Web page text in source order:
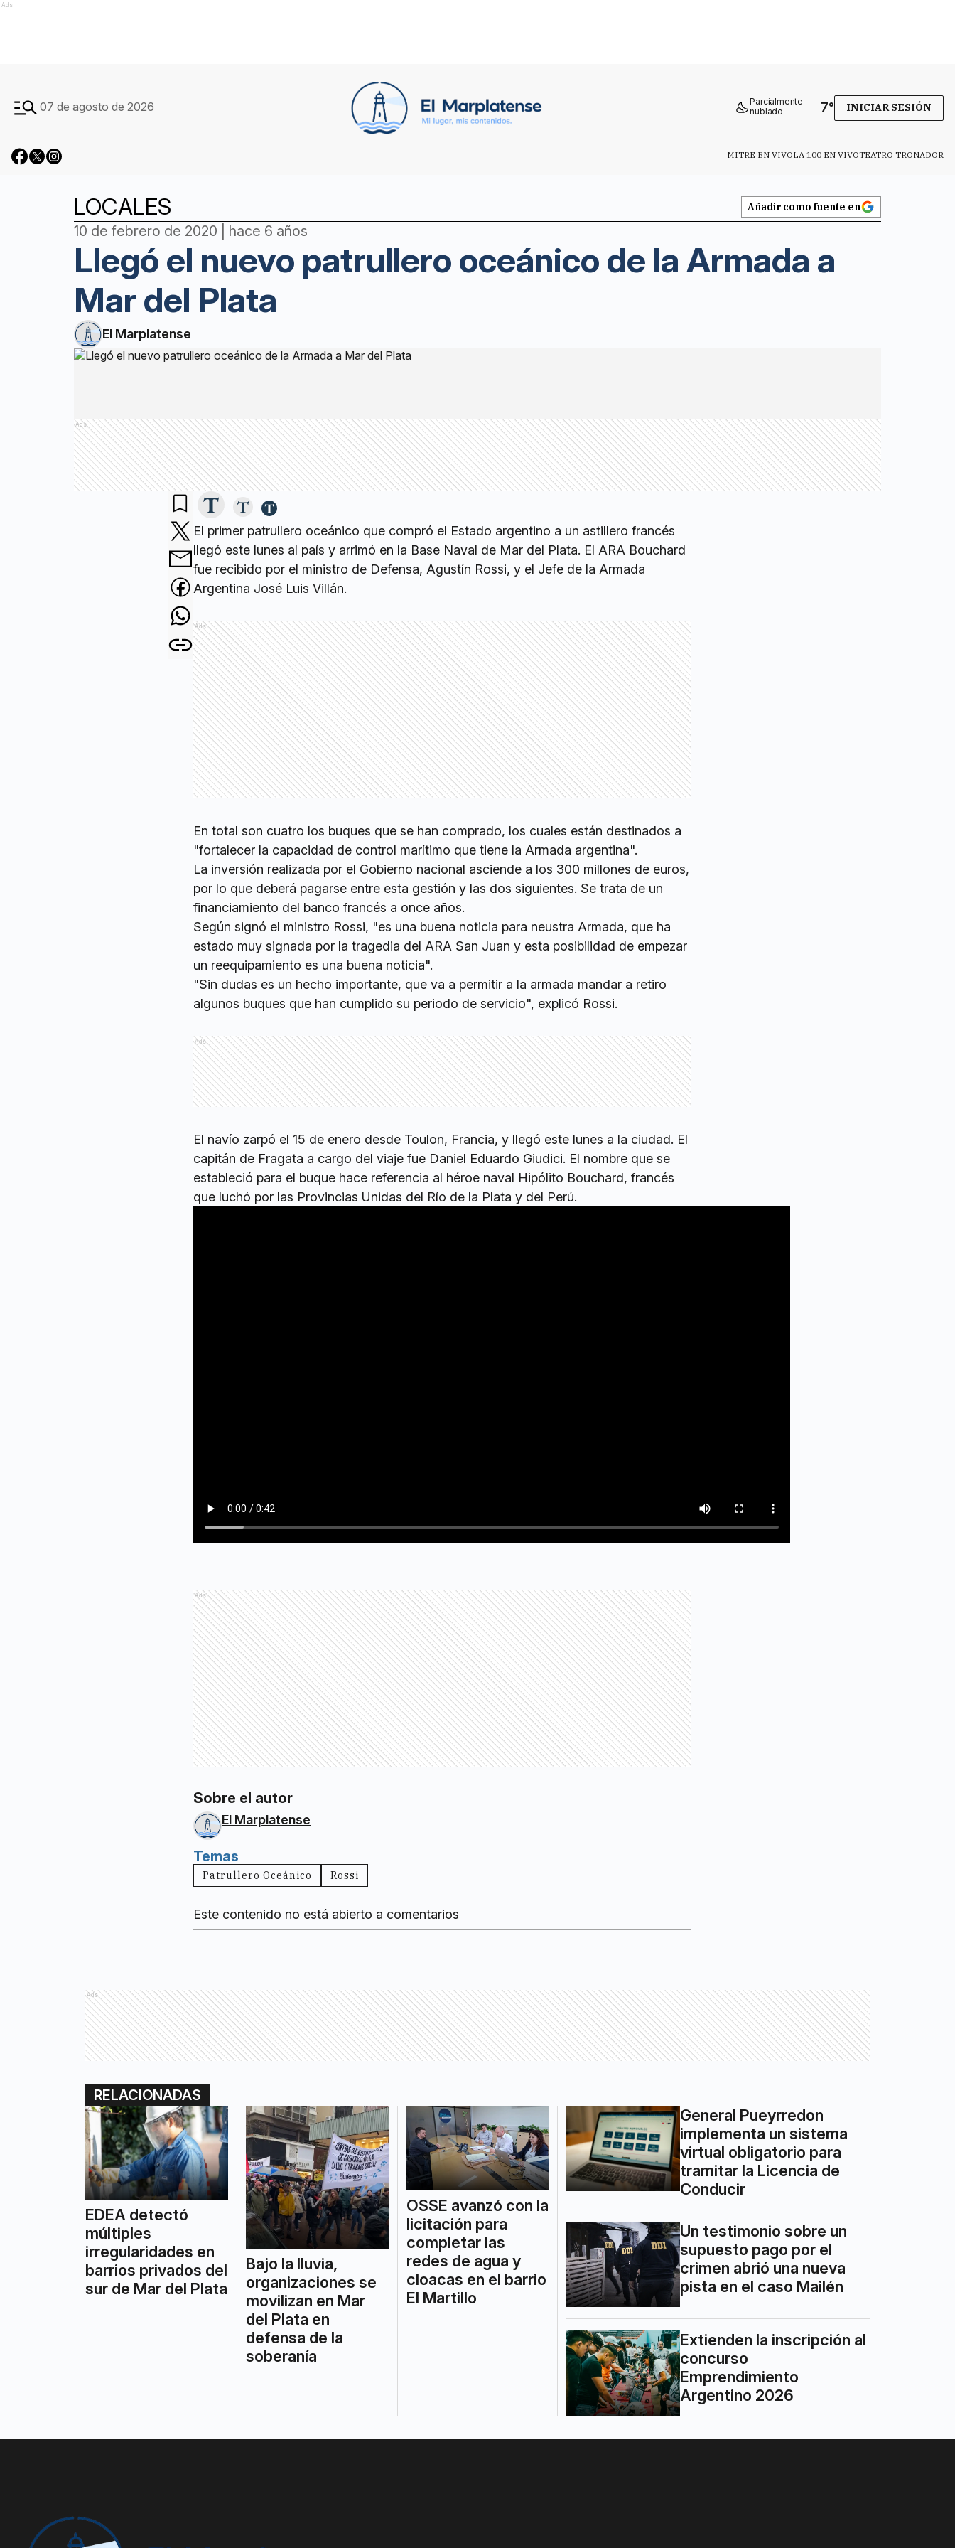
Ads
07 de agosto de 2026
Parcialmente
nublado
7° INICIAR SESIÓN
MITRE EN VIVOLA 100 EN VIVOTEATRO TRONADOR
LOCALES Añadir como fuente en
10 de febrero de 2020 | hace 6 años
Llegó el nuevo patrullero oceánico de la Armada a
Mar del Plata
El Marplatense
Ads
El primer patrullero oceánico que compró el Estado argentino a un astillero francés
llegó este lunes al país y arrimó en la Base Naval de Mar del Plata. El ARA Bouchard
fue recibido por el ministro de Defensa, Agustín Rossi, y el Jefe de la Armada
Argentina José Luis Villán.
Ads
En total son cuatro los buques que se han comprado, los cuales están destinados a
"fortalecer la capacidad de control marítimo que tiene la Armada argentina".
La inversión realizada por el Gobierno nacional asciende a los 300 millones de euros,
por lo que deberá pagarse entre esta gestión y las dos siguientes. Se trata de un
financiamiento del banco francés a once años.
Según signó el ministro Rossi, "es una buena noticia para neustra Armada, que ha
estado muy signada por la tragedia del ARA San Juan y esta posibilidad de empezar
un reequipamiento es una buena noticia".
"Sin dudas es un hecho importante, que va a permitir a la armada mandar a retiro
algunos buques que han cumplido su periodo de servicio", explicó Rossi.
Ads
El navío zarpó el 15 de enero desde Toulon, Francia, y llegó este lunes a la ciudad. El
capitán de Fragata a cargo del viaje fue Daniel Eduardo Giudici. El nombre que se
estableció para el buque hace referencia al héroe naval Hipólito Bouchard, francés
que luchó por las Provincias Unidas del Río de la Plata y del Perú.
Ads
Sobre el autor
El Marplatense
Temas
Patrullero Oceánico Rossi
Este contenido no está abierto a comentarios
Ads
RELACIONADAS
EDEA detectó
múltiples
irregularidades en
barrios privados del
sur de Mar del Plata
Bajo la lluvia,
organizaciones se
movilizan en Mar
del Plata en
defensa de la
soberanía
OSSE avanzó con la
licitación para
completar las
redes de agua y
cloacas en el barrio
El Martillo
General Pueyrredon
implementa un sistema
virtual obligatorio para
tramitar la Licencia de
Conducir
Un testimonio sobre un
supuesto pago por el
crimen abrió una nueva
pista en el caso Mailén
Extienden la inscripción al
concurso
Emprendimiento
Argentino 2026